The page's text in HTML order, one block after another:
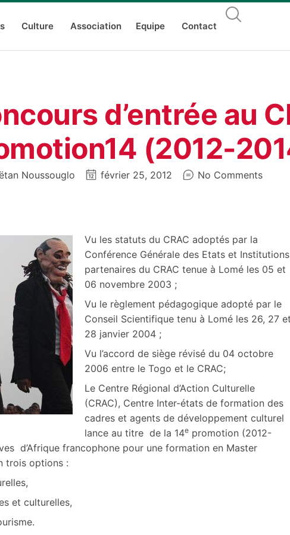
Culture Association Equipe Contact
d’entrée au
(2012-
Noussouglo février 25, 2012 No Comments
Vu les statuts du CRAC adoptés par la
Conférence Générale des Etats et Institutions
partenaires du CRAC tenue à Lomé les 05 et
06 novembre 2003 ;
Vu le règlement pédagogique adopté par le
Conseil Scientifique tenu à Lomé les 26, 27
28 janvier 2004 ;
Vu l’accord de siège révisé du 04 octobre
2006 entre le Togo et le CRAC;
Le Centre Régional d’Action Culturelle
(CRAC), Centre Inter-états de formation des
cadres et agents de développement culturel
lance au titre de la 14e promotion (2012-
d’Afrique francophone pour une formation en Master
trois options :
et culturelles,